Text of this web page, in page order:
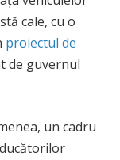
cale, cu o
proiectul de
de guvernul
un cadru